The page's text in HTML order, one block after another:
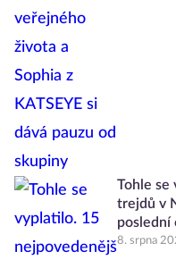
Tohle se
trejdů v
poslední
8. srpna